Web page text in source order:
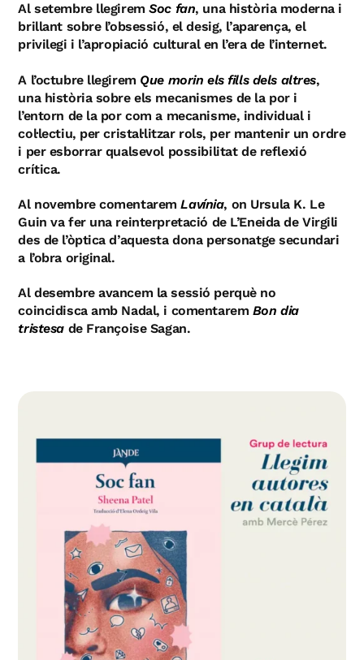
Al setembre llegiremSoc fan, una història moderna i
brillant sobre l’obsessió, el desig, l’aparença, el
privilegi i l’apropiació cultural en l’era de l’internet.
A l’octubre llegirem Que morin els fills dels altres,
una història sobre els mecanismes de la por i
l’entorn de la por com a mecanisme, individual i
col·lectiu, per cristal·litzar rols, per mantenir un ordre
i per esborrar qualsevol possibilitat de reflexió
crítica.
Al novembre comentaremLavínia, on Ursula K. Le
Guin va fer una reinterpretació de L’Eneida de Virgili
des de l’òptica d’aquesta dona personatge secundari
a l’obra original.
Al desembre avancem la sessió perquè no
coincidisca amb Nadal, i comentarem Bon dia
tristesa de Françoise Sagan.